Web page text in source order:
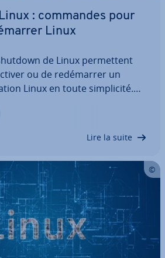
: commandes pour
Linux
de Linux per­met­tent
ou de re­dé­mar­rer un
Linux en toute sim­pli­cité.
à une heure précise, cette
Lire la suite